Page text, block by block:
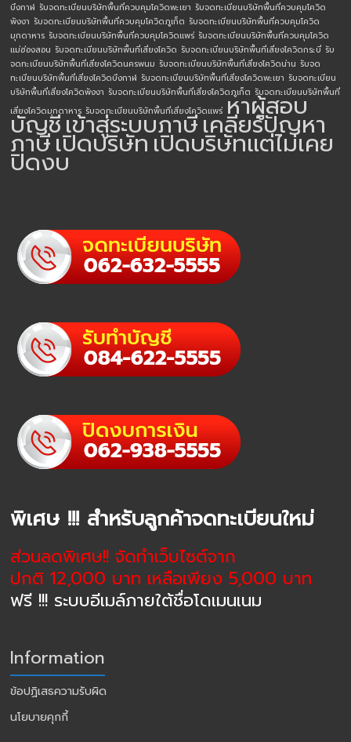
บึงกาฬ รับจดทะเบียนบริษัทพื้นที่ควบคุมโควิดพะเยา รับจดทะเบียนบริษัทพื้นที่ควบคุมโควิด
พังงา รับจดทะเบียนบริษัทพื้นที่ควบคุมโควิดภูเก็ต รับจดทะเบียนบริษัทพื้นที่ควบคุมโควิด
มุกดาหาร รับจดทะเบียนบริษัทพื้นที่ควบคุมโควิดแพร่ รับจดทะเบียนบริษัทพื้นที่ควบคุมโควิด
แม่ฮ่องสอน รับจดทะเบียนบริษัทพื้นที่เสี่ยงโควิด รับจดทะเบียนบริษัทพื้นที่เสี่ยงโควิดกระบี่ รับ
จดทะเบียนบริษัทพื้นที่เสี่ยงโควิดนครพนม รับจดทะเบียนบริษัทพื้นที่เสี่ยงโควิดน่าน รับจด
ทะเบียนบริษัทพื้นที่เสี่ยงโควิดบึงกาฬ รับจดทะเบียนบริษัทพื้นที่เสี่ยงโควิดพะเยา รับจดทะเบียน
บริษัทพื้นที่เสี่ยงโควิดพังงา รับจดทะเบียนบริษัทพื้นที่เสี่ยงโควิดภูเก็ต รับจดทะเบียนบริษัทพื้นที่
เสี่ยงโควิดมุกดาหาร รับจดทะเบียนบริษัทพื้นที่เสี่ยงโควิดแพร่ หาผู้สอบ
บัญชีเข้าสู่ระบบภาษีเคลียร์ปัญหา
ภาษีเปิดบริษัทเปิดบริษัทแต่ไม่เคย
ปิดงบ
พิเศษ !!! สำหรับลูกค้าจดทะเบียนใหม่
ส่วนลดพิเศษ!! จัดทำเว็บไซต์จาก
ปกติ 12,000 บาท เหลือเพียง 5,000 บาท
ฟรี !!! ระบบอีเมล์ภายใต้ชื่อโดเมนเนม
Information
ข้อปฏิเสธความรับผิด
นโยบายคุกกี้